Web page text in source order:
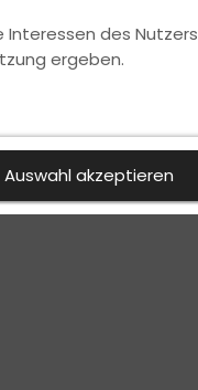
des Nutzers
ergeben.
Auswahl akzeptieren